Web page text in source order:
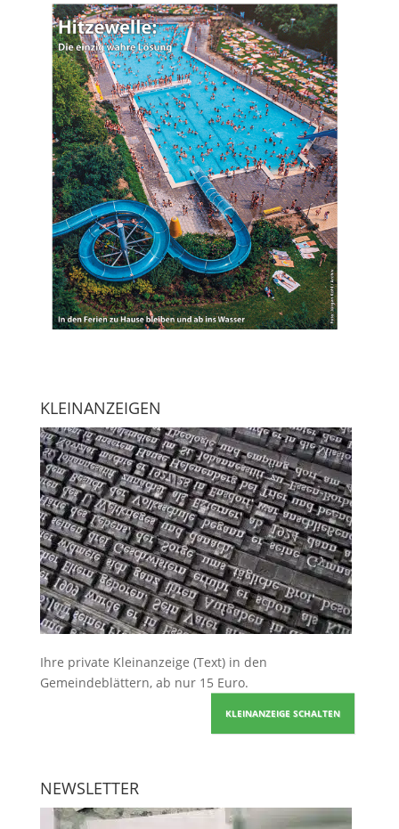
KLEINANZEIGEN
Ihre private Kleinanzeige (Text) in den
Gemeindeblättern, ab nur 15 Euro.
KLEINANZEIGE SCHALTEN
NEWSLETTER